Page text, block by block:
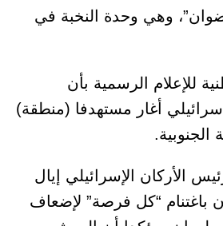
وهي وحدة النخبة في
للإعلام الرسمية بأن
أغار مستهدفا (منطقة)
الجنوبية.
الأركان الإسرائيلي إيال
باغتنام “كل فرصة” لإضعاف